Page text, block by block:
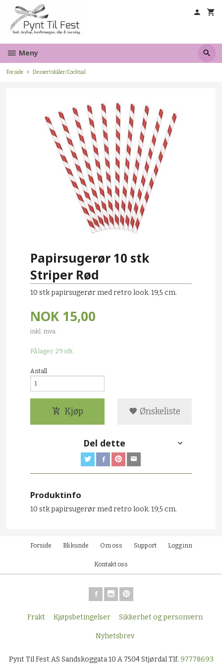
innholdet
Meny
Forside Dessertskåler/Cocktail
Papirsugerør 10 stk
Striper Rød
10 stk papirsugerør med retro look. 19,5 cm.
NOK 15,00
inkl. mva.
På lager: 29 stk.
Antall
Kjøp Ønskeliste
Del dette
Produktinfo
10 stk papirsugerør med retro look. 19,5 cm.
Forside Bli kunde Om oss Support Logg inn
Kontakt oss
Frakt Kjøpsbetingelser Sikkerhet og personvern
Nyhetsbrev
Pynt Til Fest AS Sandskoggata 10 A 7504 Stjørdal Tlf. 97778693